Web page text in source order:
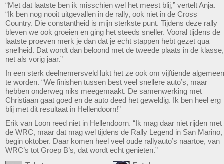
“Met dat laatste ben ik misschien wel het meest blij,” vertelt Anja.
“Ik ben nog nooit uitgevallen in de rally, ook niet in de Cross
Country. Die constantheid is mijn sterkste punt. Tijdens deze rally
bleven we ook groeien en ging het steeds sneller. Vooral tijdens de
laatste proeven merk je dan dat je echt stappen hebt gezet qua
snelheid. Dat wordt dan beloond met de tweede plaats in de klasse,
net als vorig jaar.”
In een sterk deelnemersveld lukt het ze ook om vijftiende algemeen
te worden. “We finishen tussen best veel snellere auto’s, maar
hebben onderweg niks meegemaakt. De samenwerking met
Christiaan gaat goed en de auto deed het geweldig. Ik ben heel erg
blij met dit resultaat in Hellendoorn!”
Erik van Loon reed niet in Hellendoorn. “Ik mag daar niet rijden met
de WRC, maar dat mag wel tijdens de Rally Legend in San Marino,
begin oktober. Daar komen heel veel oude rallyauto’s naartoe, van
WRC’s tot Groep B’s, dat wordt echt genieten.”